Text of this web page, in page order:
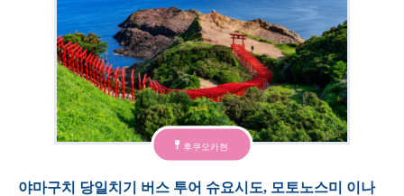
후쿠오카현
야마구치 당일치기 버스 투어 슈요시도, 모토노스미 이나